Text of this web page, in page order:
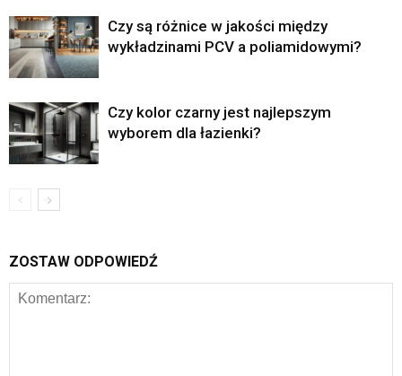
Czy są różnice w jakości między
wykładzinami PCV a poliamidowymi?
Czy kolor czarny jest najlepszym
wyborem dla łazienki?
ZOSTAW ODPOWIEDŹ